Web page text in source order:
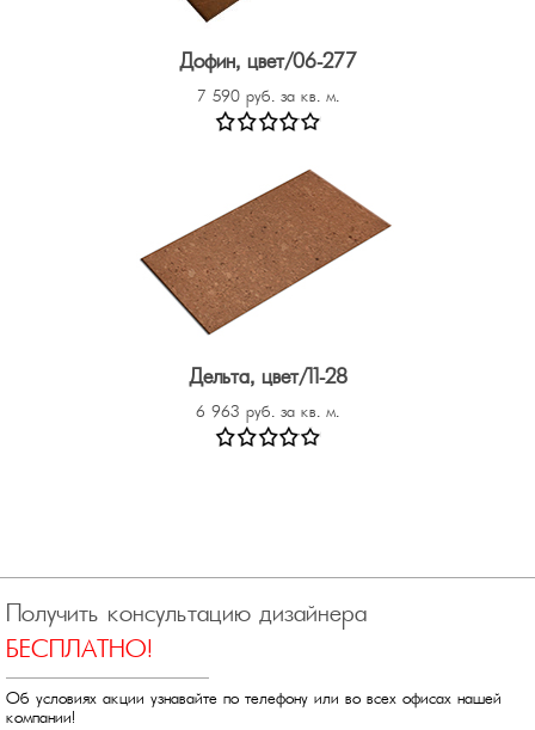
Дофин, цвет/06-277
7 590 руб. за кв. м.
Дельта, цвет/11-28
6 963 руб. за кв. м.
Получить консультацию дизайнера
БЕСПЛАТНО!
Об условиях акции узнавайте по телефону или во всех офисах нашей
компании!